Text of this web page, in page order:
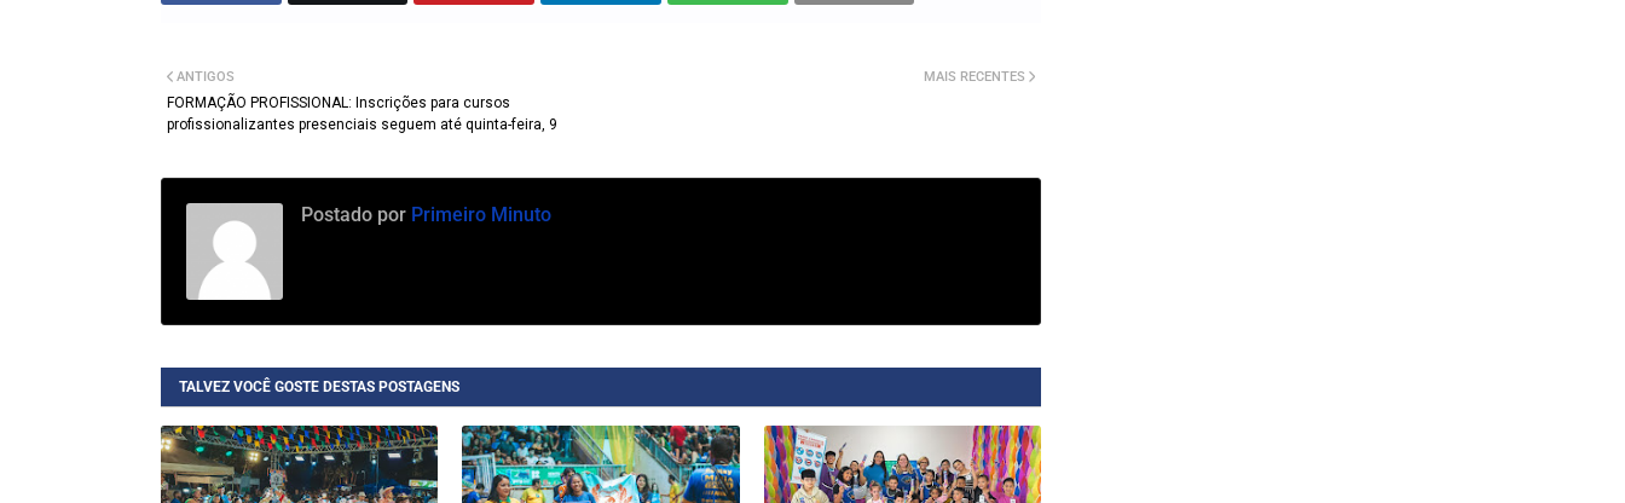
MAIS RECENTES
ANTIGOS
FORMAÇÃO PROFISSIONAL: Inscrições para cursos
profissionalizantes presenciais seguem até quinta-feira, 9
Postado por Primeiro Minuto
TALVEZ VOCÊ GOSTE DESTAS POSTAGENS